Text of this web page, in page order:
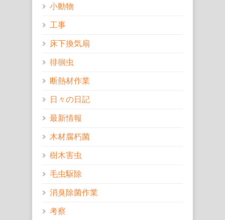
小動物
工事
床下換気扇
徘徊虫
断熱材作業
日々の日記
最新情報
木材腐朽菌
樹木害虫
毛虫駆除
消臭除菌作業
考察